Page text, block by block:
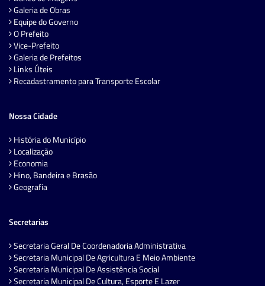
Galeria de Obras
Equipe do Governo
O Prefeito
Vice-Prefeito
Galeria de Prefeitos
Links Úteis
Recadastramento para Transporte Escolar
Nossa Cidade
História do Município
Localização
Economia
Hino, Bandeira e Brasão
Geografia
Secretarias
Secretaria Geral De Coordenadoria Administrativa
Secretaria Municipal De Agricultura E Meio Ambiente
Secretaria Municipal De Assistência Social
Secretaria Municipal De Cultura, Esporte E Lazer